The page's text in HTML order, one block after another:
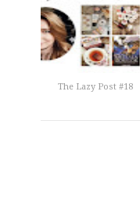
The Lazy Post #18